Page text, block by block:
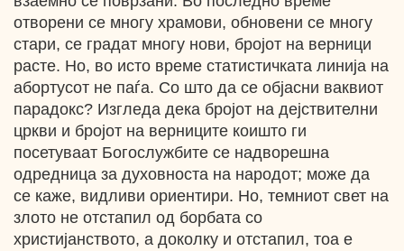
отворени се многу храмови, обновени се многу
стари, се градат многу нови, бројот на верници
расте. Но, во исто време статистичката линија на
абортусот не паѓа. Со што да се објасни ваквиот
парадокс? Изгледа дека бројот на дејствителни
цркви и бројот на верниците коишто ги
посетуваат Богослужбите се надворешна
одредница за духовноста на народот; може да
се каже, видливи ориентири. Но, темниот свет на
злото не отстапил од борбата со
христијанството, а доколку и отстапил, тоа е